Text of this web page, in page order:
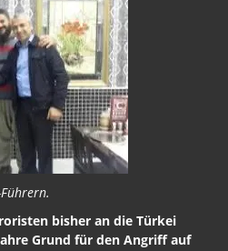
bisher an die Türkei
Grund für den Angriff auf